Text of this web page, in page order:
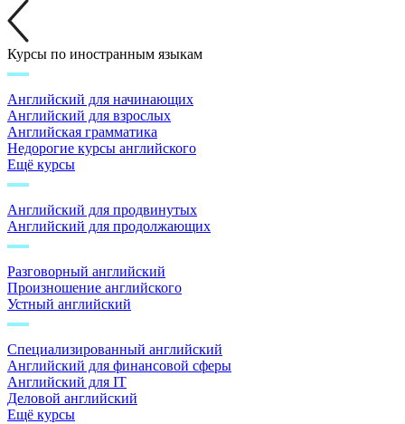
Курсы по иностранным языкам
Английский для начинающих
Английский для взрослых
Английская грамматика
Недорогие курсы английского
Ещё курсы
Английский для продвинутых
Английский для продолжающих
Разговорный английский
Произношение английского
Устный английский
Специализированный английский
Английский для финансовой сферы
Английский для IT
Деловой английский
Ещё курсы